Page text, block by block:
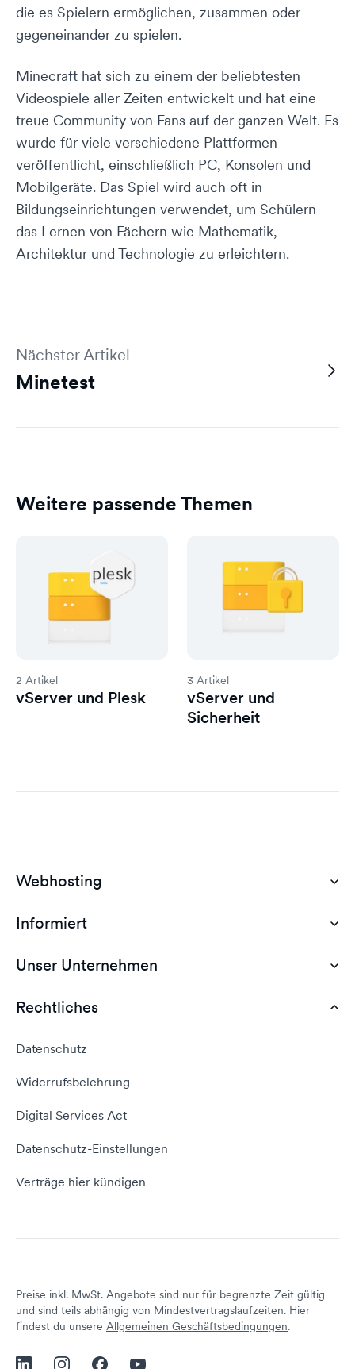
die es Spielern ermöglichen, zusammen oder
gegeneinander zu spielen.
Minecraft hat sich zu einem der beliebtesten
Videospiele aller Zeiten entwickelt und hat eine
treue Community von Fans auf der ganzen Welt. Es
wurde für viele verschiedene Plattformen
veröffentlicht, einschließlich PC, Konsolen und
Mobilgeräte. Das Spiel wird auch oft in
Bildungseinrichtungen verwendet, um Schülern
das Lernen von Fächern wie Mathematik,
Architektur und Technologie zu erleichtern.
Nächster Artikel
Minetest
Weitere passende Themen
2 Artikel
vServer und Plesk
3 Artikel
vServer und
Sicherheit
Webhosting
Domain Hosting
Günstiges Webhosting
Domain umziehen
E-Mail-Domain
Server Hosting
Informiert
Dokumente
WordPress Tutorial
Unser Unternehmen
AGB
Kontakt aufnehmen
Empfehlungsprogramm
Domain Reseller
Status dogado.de
Rechtliches
Datenschutz
Widerrufsbelehrung
Digital Services Act
Datenschutz-Einstellungen
Verträge hier kündigen
Preise inkl. MwSt. Angebote sind nur für begrenzte Zeit gültig
und sind teils abhängig von Mindestvertragslaufzeiten. Hier
findest du unsere Allgemeinen Geschäftsbedingungen.